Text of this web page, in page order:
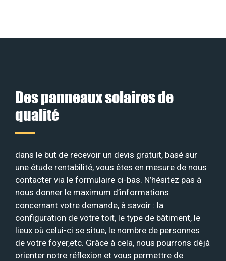
Des panneaux solaires de
qualité
dans le but de recevoir un devis gratuit, basé sur
une étude rentabilité, vous êtes en mesure de nous
contacter via le formulaire ci-bas. N’hésitez pas à
nous donner le maximum d’informations
concernant votre demande, à savoir : la
configuration de votre toit, le type de bâtiment, le
lieux où celui-ci se situe, le nombre de personnes
de votre foyer,etc. Grâce à cela, nous pourrons déjà
orienter notre réflexion et vous permettre de